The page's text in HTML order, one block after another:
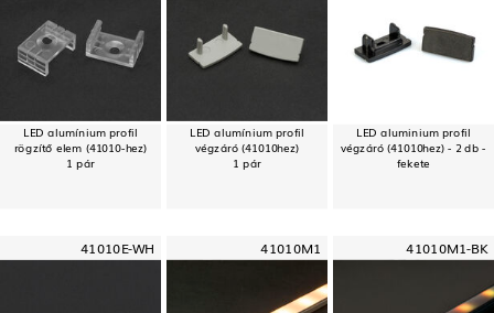
LED alumínium profil
rögzítő elem (41010-hez)
1 pár
LED alumínium profil
végzáró (41010hez)
1 pár
LED aluminium profil
végzáró (41010hez) - 2 db -
fekete
41010E-WH 41010M1 41010M1-BK